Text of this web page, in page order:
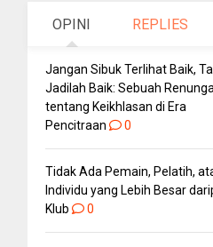
OPINI REPLIES
Jangan Sibuk Terlihat Baik,
Jadilah Baik: Sebuah
tentang Keikhlasan di Era
Pencitraan
0
Tidak Ada Pemain, Pelatih,
Individu yang Lebih Besar
Klub
0